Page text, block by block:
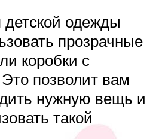
одежды
прозрачные
коробки с
позволит вам
нужную вещь и
такой